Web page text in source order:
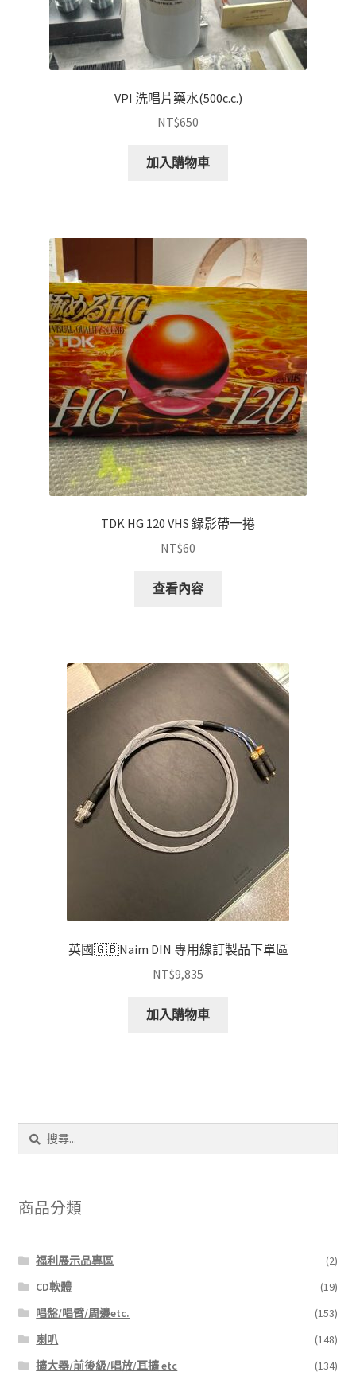
VPI 洗唱片藥水(500c.c.)
NT$650
加入購物車
TDK HG 120 VHS 錄影帶一捲
NT$60
查看內容
英國🇬🇧Naim DIN 專用線訂製品下單區
NT$9,835
加入購物車
字:
商品分類
福利展示品專區
(2)
CD軟體
(19)
唱盤/唱臂/周邊etc.
(153)
喇叭
(148)
擴大器/前後級/唱放/耳擴 etc
(134)